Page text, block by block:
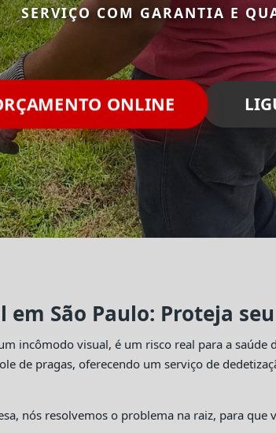
SERVIÇO COM GARANTIA E
ONLINE
São Paulo: Proteja
incômodo visual, é um risco real para a
de pragas, oferecendo um serviço de
nós resolvemos o problema na raiz, para que